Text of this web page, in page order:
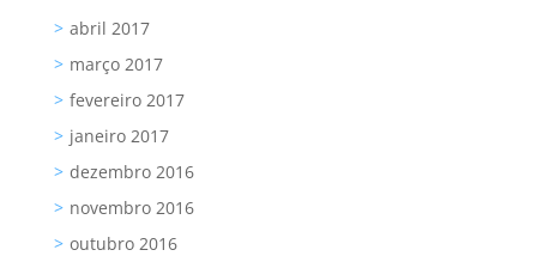
abril 2017
março 2017
fevereiro 2017
janeiro 2017
dezembro 2016
novembro 2016
outubro 2016